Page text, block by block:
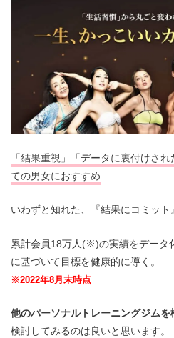
「結果重視」「データに裏付けさ
ての男女におすすめ
いわずと知れた、『結果にコミット
累計会員18万人(※)の実績をデータ
に基づいて目標を健康的に導く。
※2022年8月末時点
他のパーソナルトレーニングジム
検討してみるのは良いと思います。